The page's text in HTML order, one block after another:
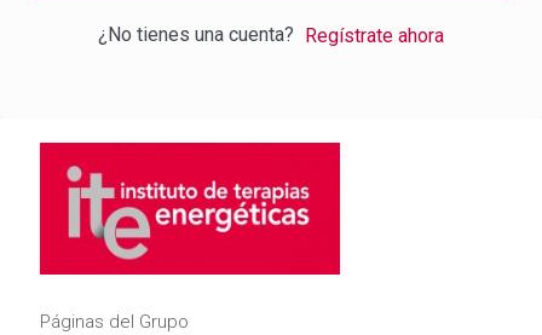
¿No tienes una cuenta? Regístrate ahora
Páginas del Grupo